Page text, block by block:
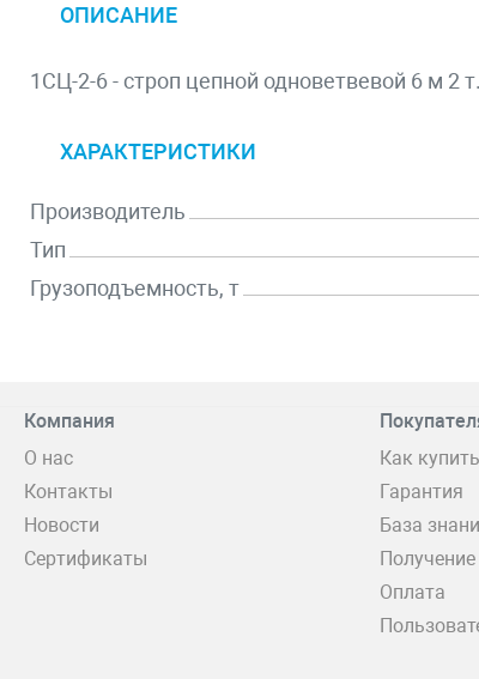
ОПИСАНИЕ
1СЦ-2-6 - строп цепной одноветвевой 6 м 2 т.
ХАРАКТЕРИСТИКИ
Производитель
Тип
Грузоподъемность, т
Компания
О нас
Контакты
Новости
Сертификаты
Как купить
Гарантия
База
Оплата